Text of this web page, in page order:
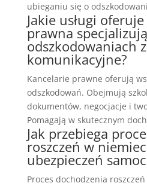
ubieganiu się o
Jakie usługi
prawna
odszkodowaniach
komunikacyjne?
Kancelarie prawne oferują
odszkodowań. Obejmują
dokumentów, negocjacje i
Pomagają w skutecznym
Jak przebiega
roszczeń w
ubezpieczeń
Proces dochodzenia